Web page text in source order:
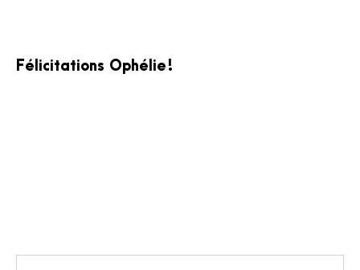
Félicitations Ophélie !